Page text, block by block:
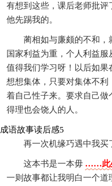
有想到这些，课后老师批
他先踢我的。
蔺相如与廉颇的不和，
国家利益为重，个人利益
值得我们学习呀！以后如
想想集体，只要对集体不
着自己性子来。要求自己做
得理也会饶人的人。
成语故事读后感5
再一次机缘巧遇中我买
这本书是一本毋 ……此
一则故事都让我明白一个